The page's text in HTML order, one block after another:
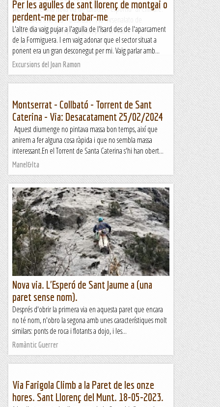
Vic ens obre una nova via de caràcter "esportiu" al Cilindre.
La trobareu entre la "Desilusió" i la "Arsenalato de
Titaponio". Està ben protegida, però la roca...
Lo gall
Per les agulles de sant llorenç de montgai o
perdent-me per trobar-me
L'altre dia vaig pujar a l'agulla de l'Isard des de l'aparcament
de la Formiguera. I em vaig adonar que el sector situat a
ponent era un gran desconegut per mi. Vaig parlar amb...
Excursions del Joan Ramon
Montserrat - Collbató - Torrent de Sant
Caterina - Via: Desacatament 25/02/2024
Aquest diumenge no pintava massa bon temps, així que
anirem a fer alguna cosa ràpida i que no sembla massa
interessant.En el Torrent de Santa Caterina s'hi han obert...
Manel&Ita
Nova via. L'Esperó de Sant Jaume a (una
paret sense nom).
Després d'obrir la primera via en aquesta paret que encara
no té nom, n'obro la segona amb unes característiques molt
similars: ponts de roca i flotants a dojo, i les...
Romàntic Guerrer
Via Farigola Climb a la Paret de les onze
hores. Sant Llorenç del Munt. 18-05-2023.